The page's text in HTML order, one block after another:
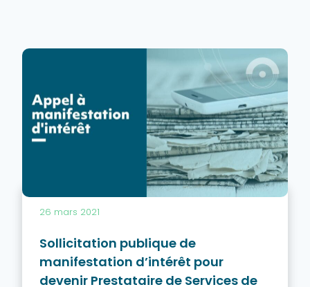
26 mars 2021
Sollicitation publique de
manifestation d’intérêt pour
devenir Prestataire de Services de